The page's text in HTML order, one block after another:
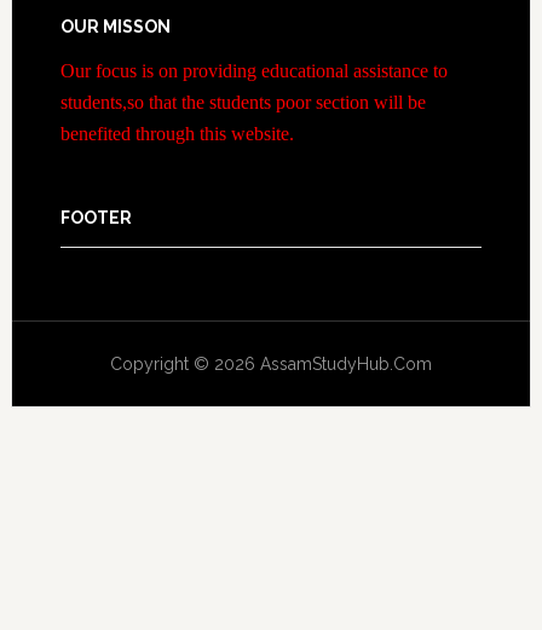
OUR MISSON
Our focus is on providing educational assistance to
students,so that the students poor section will be
benefited through this website.
FOOTER
Copyright © 2026 AssamStudyHub.Com